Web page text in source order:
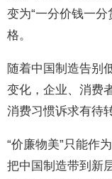
变为“一分价钱一
格。
随着中国制造告别
变化，企业、消费
消费习惯诉求有待
“价廉物美”只能作
把中国制造带到新